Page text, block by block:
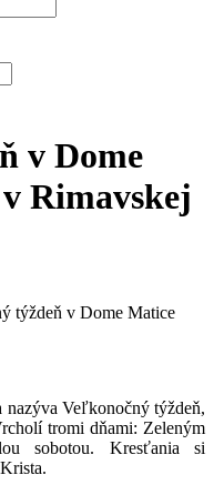
v Dome
Rimavskej
týždeň v Dome Matice
nazýva Veľkonočný týždeň,
tromi dňami: Zeleným
sobotou. Kresťania si